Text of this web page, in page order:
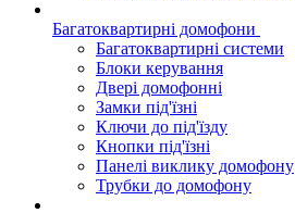
Багатоквартирні домофони
Багатоквартирні системи
Блоки керування
Двері домофонні
Замки під'їзні
Ключи до під'їзду
Кнопки під'їзні
Панелі виклику домофону
Трубки до домофону